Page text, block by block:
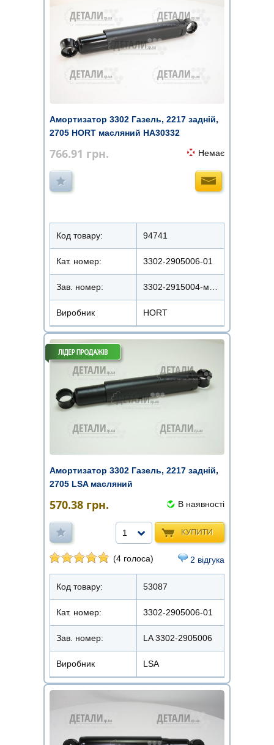
Амортизатор 3302 Газель, 2217 задній,
2705 HORT масляний HA30332
766.91 грн. Немає
Код товару: 94741
Кат. номер: 3302-2905006-01
Зав. номер:
Виробник HORT
Амортизатор 3302 Газель, 2217 задній,
2705 LSA масляний
570.38 грн. В наявності
КУПИТИ
1
(4 голоса) 2 відгука
Код товару: 53087
Кат. номер: 3302-2905006-01
Зав. номер: LA 3302-2905006
Виробник LSA